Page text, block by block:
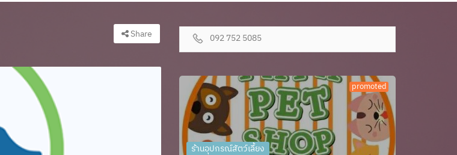
Share 092 752 5085
promoted
ร้านอุปกรณ์สัตว์เลี้ยง